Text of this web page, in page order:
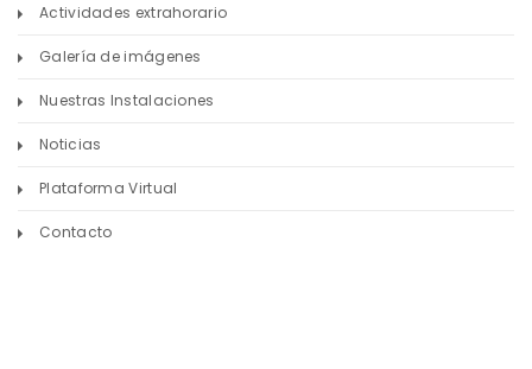
Actividades extrahorario
Galería de imágenes
Nuestras Instalaciones
Noticias
Plataforma Virtual
Contacto